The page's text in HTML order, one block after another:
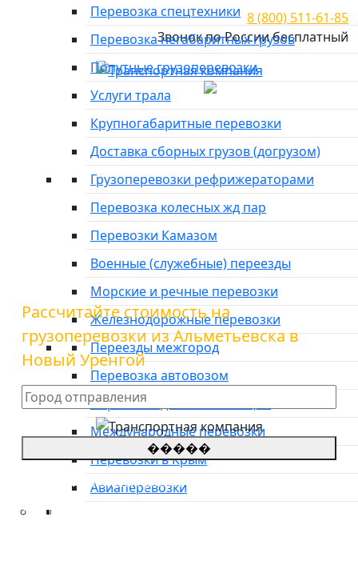
Город отправки
8 (800) 511-61-85
Звонок по России бесплатный
Перевозка спецтехники
Перевозка негабаритных грузов
Попутные грузоперевозки
Услуги трала
Крупногабаритные перевозки
Доставка сборных грузов (догрузом)
Грузоперевозки рефрижераторами
Перевозка колесных жд пар
Перевозки Камазом
Военные (служебные) переезды
Морские и речные перевозки
Железнодорожные перевозки
Переезды межгород
Перевозка автовозом
Перевозка домашних вещей
Международные перевозки
Перевозки в Крым
Авиаперевозки
Тарифы»Грузоперевозки из Альметьевска в
Новый Уренгой
Грузоперевозки из
Альметьевска в Новый
Уренгой
Рассчитайте стоимость на
грузоперевозки из Альметьевска в
Новый Уренгой
�����
*Цены на грузоперевозки указаны
приблизительные, просьба оставить заявку для
уточнения стоимости.
**оставляя заявку, Вы соглашаетесь с